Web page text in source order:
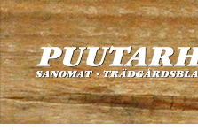
Siirry
sisältöön